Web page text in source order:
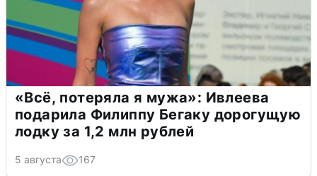
«Всё, потеряла я мужа»: Ивлеева
подарила Филиппу Бегаку дорогущую
лодку за 1,2 млн рублей
5 августа 167